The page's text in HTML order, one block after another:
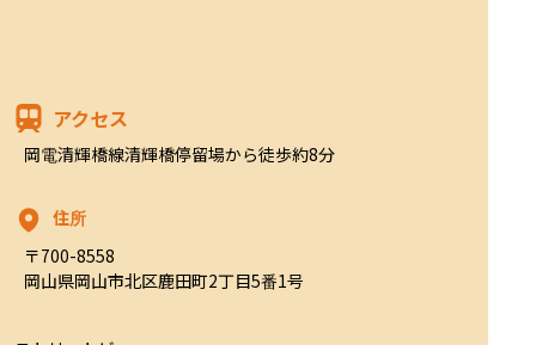
アクセス
岡電清輝橋線清輝橋停留場から徒歩約8分
住所
〒700-8558
岡山県岡山市北区鹿田町2丁目5番1号